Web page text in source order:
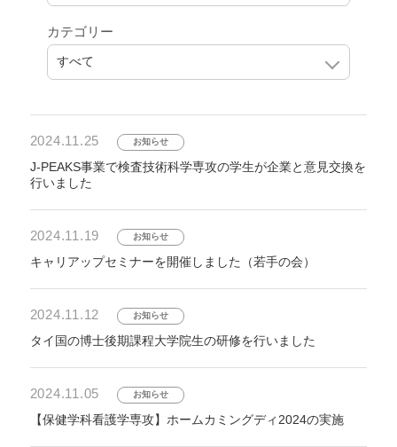
カテゴリー
2024.11.25 お知らせ
J-PEAKS事業で検査技術科学専攻の学生が企業と意見交換を
行いました
2024.11.19 お知らせ
キャリアップセミナーを開催しました（若手の会）
2024.11.12 お知らせ
タイ国の博士後期課程大学院生の研修を行いました
2024.11.05 お知らせ
【保健学科看護学専攻】ホームカミングディ2024の実施